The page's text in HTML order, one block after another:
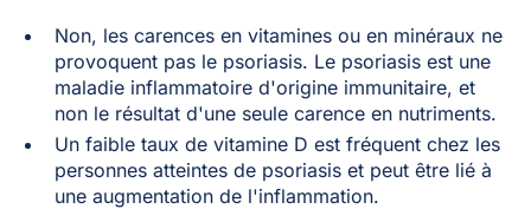
Non, les carences en vitamines ou en minéraux ne
provoquent pas le psoriasis. Le psoriasis est une
maladie inflammatoire d'origine immunitaire, et
non le résultat d'une seule carence en nutriments.
Un faible taux de vitamine D est fréquent chez les
personnes atteintes de psoriasis et peut être lié à
une augmentation de l'inflammation.